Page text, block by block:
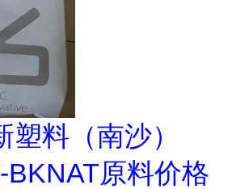
料（南沙）
BKNAT原料价格